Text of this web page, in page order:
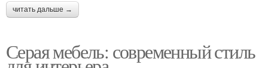
читать дальше →
Серая мебель: современный стиль